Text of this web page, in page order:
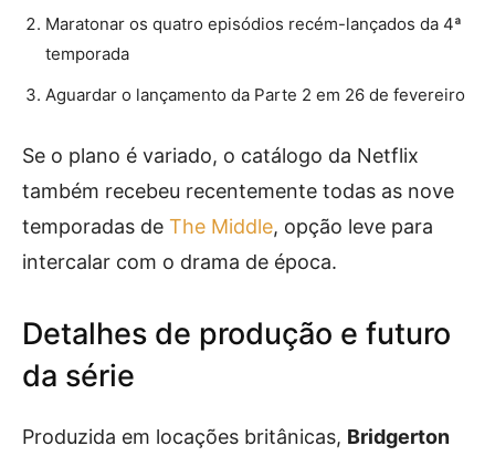
Maratonar os quatro episódios recém-lançados da 4ª
temporada
Aguardar o lançamento da Parte 2 em 26 de fevereiro
Se o plano é variado, o catálogo da Netflix
também recebeu recentemente todas as nove
temporadas de The Middle, opção leve para
intercalar com o drama de época.
Detalhes de produção e futuro
da série
Produzida em locações britânicas, Bridgerton